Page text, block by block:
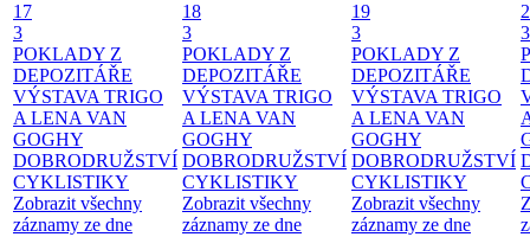
17
3
POKLADY Z
DEPOZITÁŘE
VÝSTAVA TRIGO
A LENA VAN
GOGHY
DOBRODRUŽSTVÍ
CYKLISTIKY
Zobrazit všechny
záznamy ze dne
18
3
POKLADY Z
DEPOZITÁŘE
VÝSTAVA TRIGO
A LENA VAN
GOGHY
DOBRODRUŽSTVÍ
CYKLISTIKY
Zobrazit všechny
záznamy ze dne
19
3
POKLADY Z
DEPOZITÁŘE
VÝSTAVA TRIGO
A LENA VAN
GOGHY
DOBRODRUŽSTVÍ
CYKLISTIKY
Zobrazit všechny
záznamy ze dne
3